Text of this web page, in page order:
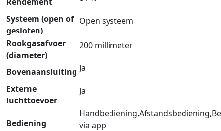
Systeem (open of
gesloten)
Open systeem
Rookgasafvoer
(diameter)
200 millimeter
Bovenaansluiting Ja
Externe
luchttoevoer
Ja
Bediening
via app